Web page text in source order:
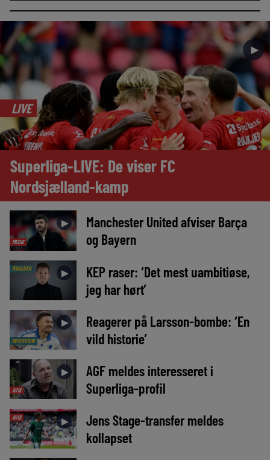
►
LIVE
Superliga-LIVE: De viser FC
Nordsjælland-kamp
MEDIE
►
Manchester United afviser Barça
og Bayern
NYHEDER ►
KEP raser: ‘Det mest uambitiøse,
jeg har hørt’
INTERVIEW
►
Reagerer på Larsson-bombe: ‘En
vild historie’
AVIS
►
AGF meldes interesseret i
Superliga-profil
AVIS ►
Jens Stage-transfer meldes
kollapset